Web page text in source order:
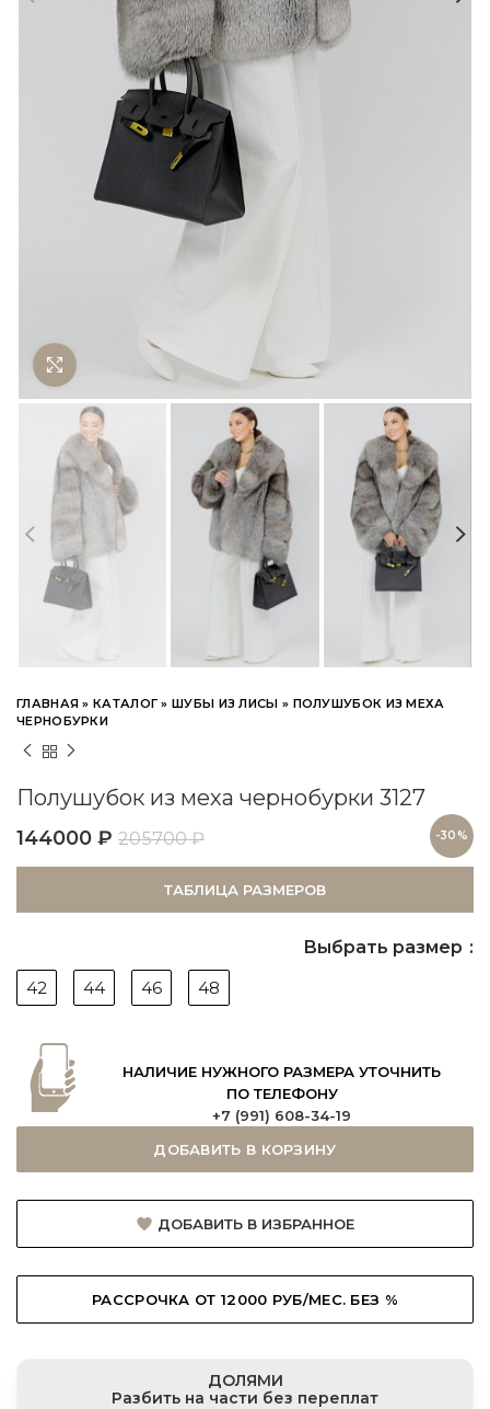
Нажмите чтобы увеличить
ГЛАВНАЯ »КАТАЛОГ »ШУБЫ ИЗ ЛИСЫ » ПОЛУШУБОК ИЗ МЕХА
ЧЕРНОБУРКИ
Полушубок из меха чернобурки 3127
144000 ₽ 205700₽ -30%
ТАБЛИЦА РАЗМЕРОВ
Выбрать размер
42
44 46 48
НАЛИЧИЕ НУЖНОГО РАЗМЕРА УТОЧНИТЬ
ПО ТЕЛЕФОНУ
+7 (991) 608-34-19
ДОБАВИТЬ В КОРЗИНУ
ДОБАВИТЬ В ИЗБРАННОЕ
РАССРОЧКА ОТ 12000 РУБ/МЕС. БЕЗ %
ДОЛЯМИ
Разбить на части без переплат